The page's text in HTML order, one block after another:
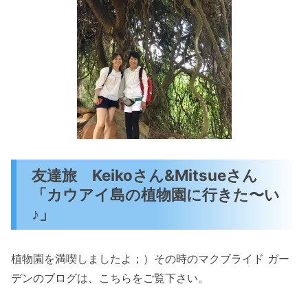
友達旅 Keikoさん&Mitsueさん
「カウアイ島の植物園に行きた〜い
♪」
植物園を満喫しましたよ；）その時のマクブライド ガー
デンのブログは、こちらをご覧下さい。